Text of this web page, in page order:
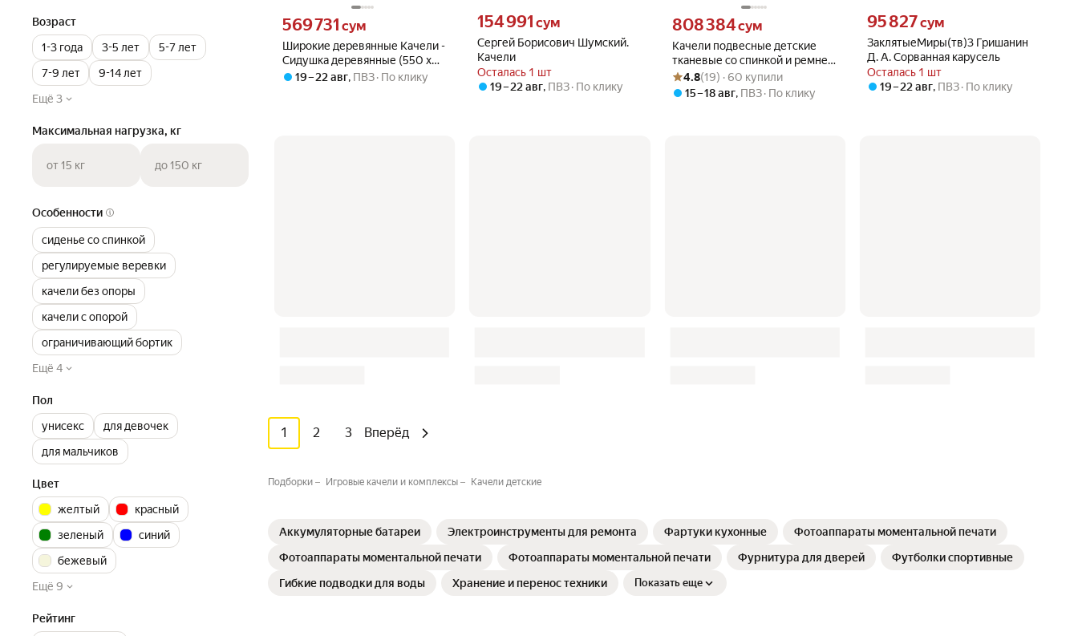
Возраст
1-3 года
3-5 лет
5-7 лет
7-9 лет
9-14 лет
Ещё 3
Максимальная нагрузка, кг
от 15 кг до 150 кг
Особенности
сиденье со спинкой
регулируемые веревки
качели без опоры
качели с опорой
ограничивающий бортик
Ещё 4
Пол
унисекс
для девочек
для мальчиков
Цвет
желтый
красный
зеленый
синий
бежевый
Ещё 9
Рейтинг
Широкие деревянные Качели -
Сидушка деревянные (550 x
195 x 40 мм) не окрашенные,
Цена 569731 сум вместо
569 731 сум
19 – 22 авг, ПВЗ По клику
Сергей Борисович Шумский.
Качели
Осталась 1 шт
Цена 154991 сум вместо
154 991 сум
19 – 22 авг, ПВЗ По клику
Качели подвесные детские
тканевые со спинкой и ремнем
безопасности, сиденье 35 х
35см, для детей от 8 месяцев
Цена 808384 сум вместо
808 384сум
Рейтинг товара: 4.8 из 5
Оценок: (19) · 60 купили
4.8(19) · 60 купили
15 – 18 авг, ПВЗ По клику
ЗаклятыеМиры(тв)3 Гришанин
Д. А. Сорванная карусель
Осталась 1 шт
Цена 95827 сум вместо
95 827сум
19 – 22 авг, ПВЗ По клику
1 2 3 Вперёд
Подборки Игровые качели и комплексы Качели детские
Аккумуляторные батареи Электроинструменты для ремонта⁣ Фартуки кухонные
Фотоаппараты моментальной печати
Фотоаппараты моментальной печати
Фотоаппараты моментальной печати Фурнитура для дверей
Футболки спортивные
Гибкие подводки для воды
Хранение и перенос техники Показать еще